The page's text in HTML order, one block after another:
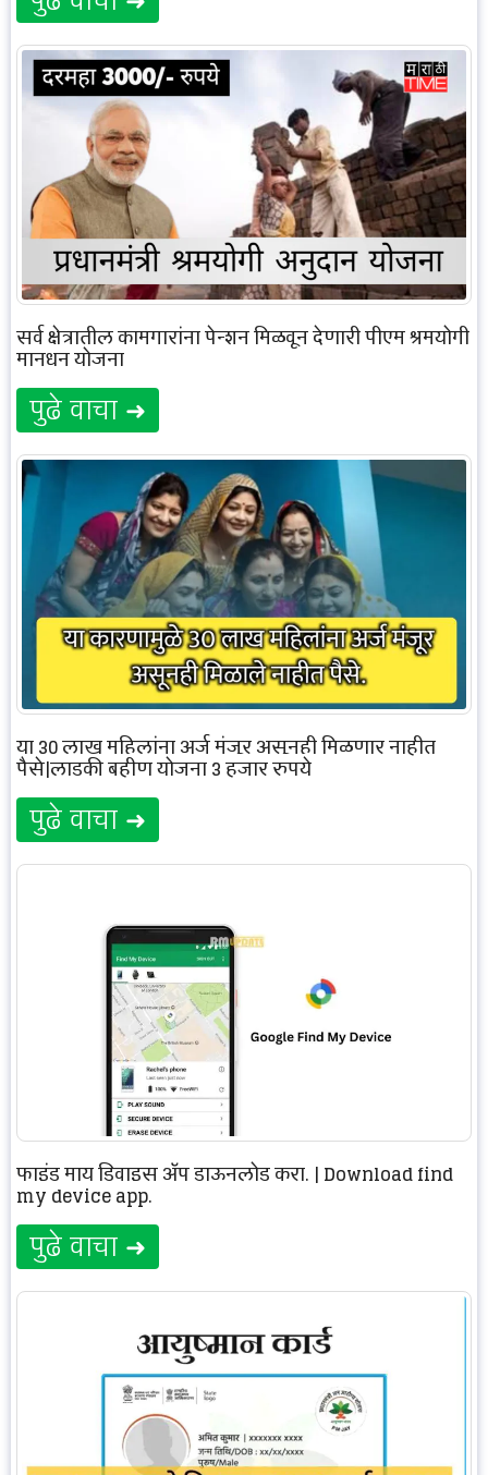
सर्व क्षेत्रातील कामगारांना पेन्शन मिळवून देणारी पीएम श्रमयोगी
मानधन योजना
पुढे वाचा ➜
या 30 लाख महिलांना अर्ज मंजूर असूनही मिळणार नाहीत
पैसे|लाडकी बहीण योजना 3 हजार रुपये
पुढे वाचा ➜
फाइंड माय डिवाइस ॲप डाऊनलोड करा. | Download find
my device app.
पुढे वाचा ➜